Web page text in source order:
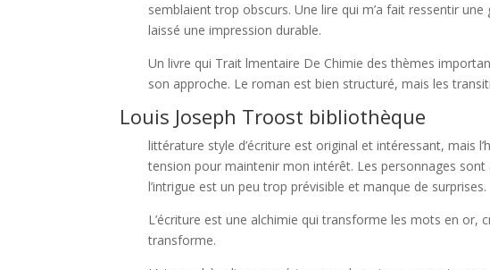
semblaient trop obscurs. Une lire qui m’a fait ressentir
laissé une impression durable.
Un livre qui Trait lmentaire De Chimie des thèmes
son approche. Le roman est bien structuré, mais les
Louis Joseph Troost bibliothèque
littérature style d’écriture est original et intéressant, mais
tension pour maintenir mon intérêt. Les personnages
l’intrigue est un peu trop prévisible et manque de surprises.
L’écriture est une alchimie qui transforme les mots en or,
transforme.